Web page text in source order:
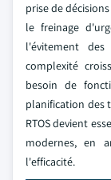
prise de
le freinage
l'évitement
complexité
besoin de
planification des
RTOS devient
modernes, en
l'efficacité.